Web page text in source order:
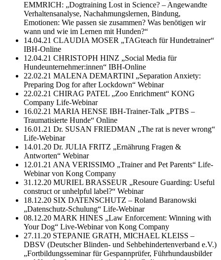
EMMRICH: „Dogtraining Lost in Science? – Angewandte
Verhaltensanalyse, Nachahmungslernen, Bindung,
Emotionen: Wie passen sie zusammen? Was benötigen wir
wann und wie im Lernen mit Hunden?“
14.04.21 CLAUDIA MOSER „TAGteach für Hundetrainer“
IBH-Online
12.04.21 CHRISTOPH HINZ „Social Media für
Hundeunternehmer:innen“ IBH-Online
22.02.21 MALENA DEMARTINI „Separation Anxiety:
Preparing Dog for after Lockdown“ Webinar
22.02.21 CHIRAG PATEL „Zoo Enrichment“ KONG
Company Life-Webinar
16.02.21 MARIA HENSE IBH-Trainer-Talk „PTBS –
Traumatisierte Hunde“ Online
16.01.21 Dr. SUSAN FRIEDMAN „The rat is never wrong“
Life-Webinar
14.01.20 Dr. JULIA FRITZ „Ernährung Fragen &
Antworten“ Webinar
12.01.21 ANA VERISSIMO „Trainer and Pet Parents“ Life-
Webinar von Kong Company
31.12.20 MURIEL BRASSEUR „Resoure Guarding: Useful
construct or unhelpful label?“ Webinar
18.12.20 SIX DATENSCHUTZ – Roland Baranowski
„Datenschutz-Schulung“ Life-Webinar
08.12.20 MARK HINES „Law Enforcement: Winning with
Your Dog“ Live-Webinar von Kong Company
27.11.20 STEPANIE GRATH, MICHAEL KLEISS –
DBSV (Deutscher Blinden- und Sehbehindertenverband e.V.)
„Fortbildungsseminar für Gespannprüfer, Führhundausbilder